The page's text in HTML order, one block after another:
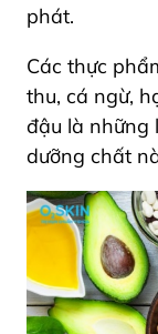
phát.
Các thực
thu, cá ngừ,
đậu là những
dưỡng chất